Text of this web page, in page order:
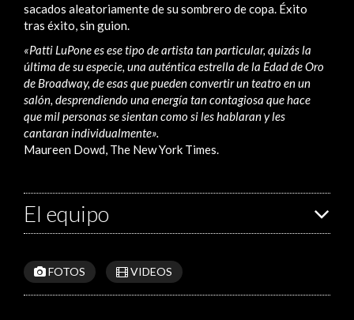
sacados aleatoriamente de su sombrero de copa. Éxito
tras éxito, sin guion.
«Patti LuPone es ese tipo de artista tan particular, quizás la
última de su especie, una auténtica estrella de la Edad de Oro
de Broadway, de esas que pueden convertir un teatro en un
salón, desprendiendo una energía tan contagiosa que hace
que mil personas se sientan como si les hablaran y les
cantaran individualmente».
Maureen Dowd, The New York Times.
El equipo
FOTOS VIDEOS